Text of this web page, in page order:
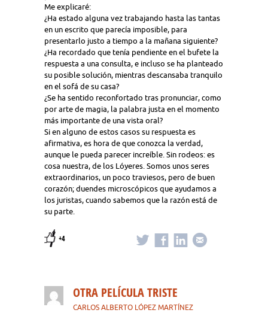
Me explicaré:
¿Ha estado alguna vez trabajando hasta las tantas
en un escrito que parecía imposible, para
presentarlo justo a tiempo a la mañana siguiente?
¿Ha recordado que tenía pendiente en el bufete la
respuesta a una consulta, e incluso se ha planteado
su posible solución, mientras descansaba tranquilo
en el sofá de su casa?
¿Se ha sentido reconfortado tras pronunciar, como
por arte de magia, la palabra justa en el momento
más importante de una vista oral?
Si en alguno de estos casos su respuesta es
afirmativa, es hora de que conozca la verdad,
aunque le pueda parecer increíble. Sin rodeos: es
cosa nuestra, de los Lóyeres. Somos unos seres
extraordinarios, un poco traviesos, pero de buen
corazón; duendes microscópicos que ayudamos a
los juristas, cuando sabemos que la razón está de
su parte.
+4
OTRA PELÍCULA TRISTE
CARLOS ALBERTO LÓPEZ MARTÍNEZ